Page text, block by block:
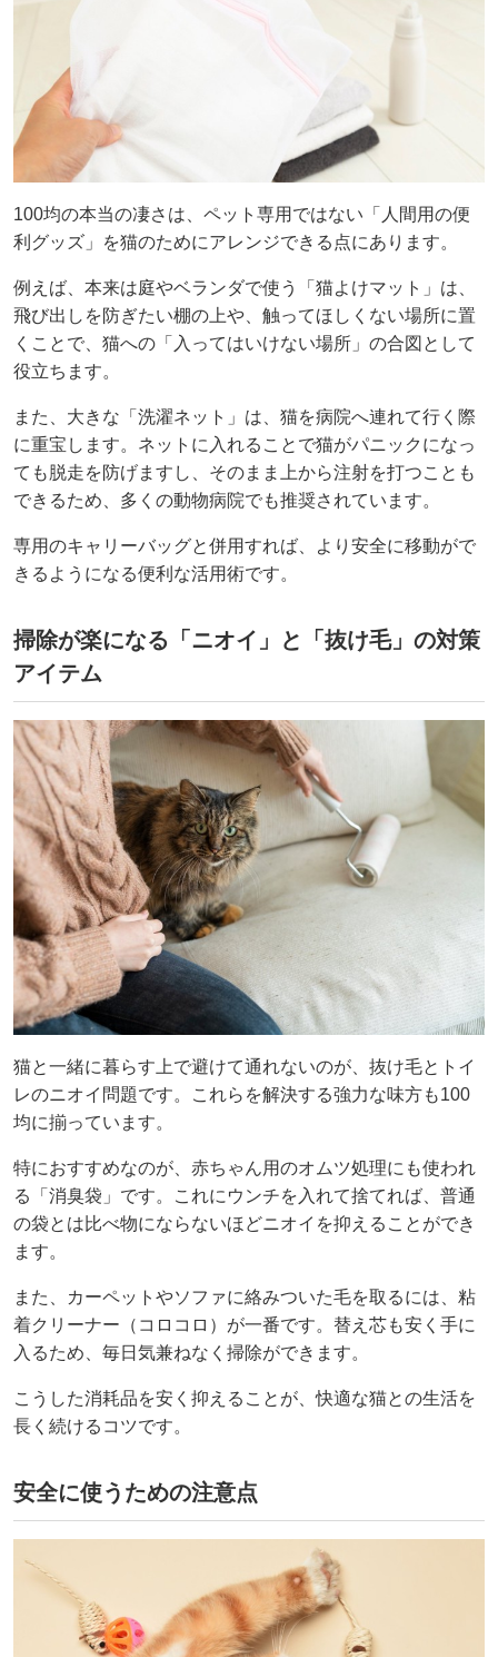
100均の本当の凄さは、ペット専用ではない「人間用の便
利グッズ」を猫のためにアレンジできる点にあります。
例えば、本来は庭やベランダで使う「猫よけマット」は、
飛び出しを防ぎたい棚の上や、触ってほしくない場所に置
くことで、猫への「入ってはいけない場所」の合図として
役立ちます。
また、大きな「洗濯ネット」は、猫を病院へ連れて行く際
に重宝します。ネットに入れることで猫がパニックになっ
ても脱走を防げますし、そのまま上から注射を打つことも
できるため、多くの動物病院でも推奨されています。
専用のキャリーバッグと併用すれば、より安全に移動がで
きるようになる便利な活用術です。
掃除が楽になる「ニオイ」と「抜け毛」の対策
アイテム
猫と一緒に暮らす上で避けて通れないのが、抜け毛とトイ
レのニオイ問題です。これらを解決する強力な味方も100
均に揃っています。
特におすすめなのが、赤ちゃん用のオムツ処理にも使われ
る「消臭袋」です。これにウンチを入れて捨てれば、普通
の袋とは比べ物にならないほどニオイを抑えることができ
ます。
また、カーペットやソファに絡みついた毛を取るには、粘
着クリーナー（コロコロ）が一番です。替え芯も安く手に
入るため、毎日気兼ねなく掃除ができます。
こうした消耗品を安く抑えることが、快適な猫との生活を
長く続けるコツです。
安全に使うための注意点